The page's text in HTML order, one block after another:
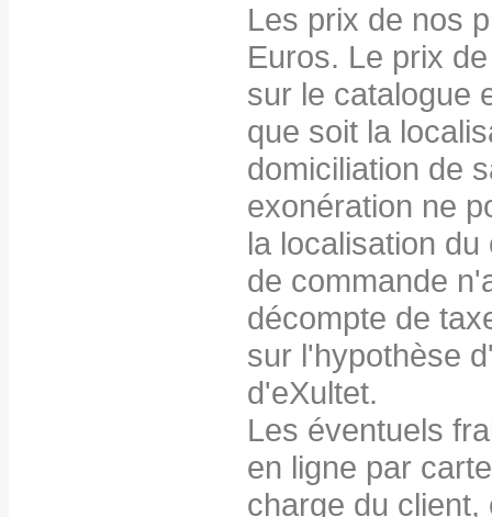
Les prix de nos
Euros. Le prix
sur le catalogue
que soit la
domiciliation de
exonération ne
la localisation
de commande
décompte de
sur l'hypothèse
d'eXultet.
Les éventuels
en ligne par
charge du